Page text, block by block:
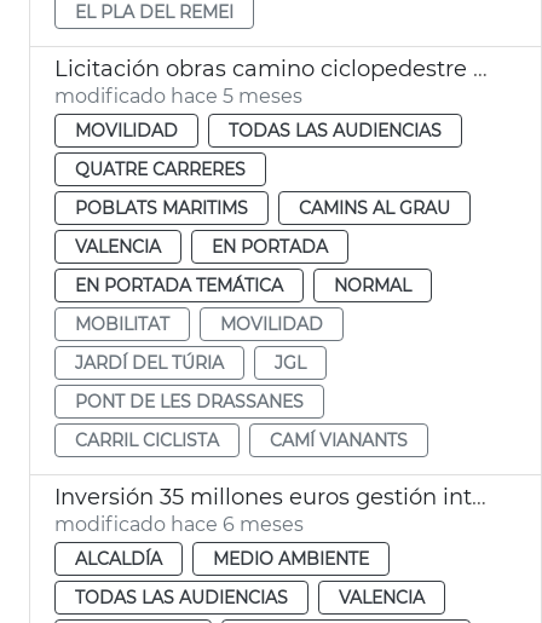
EL PLA DEL REMEI
Licitación obras camino ciclopedestre Jardín Túria València
modificado hace 5 meses
MOVILIDAD
TODAS LAS AUDIENCIAS
QUATRE CARRERES
POBLATS MARITIMS
CAMINS AL GRAU
VALENCIA
EN PORTADA
EN PORTADA TEMÁTICA
NORMAL
MOBILITAT
MOVILIDAD
JARDÍ DEL TÚRIA
JGL
PONT DE LES DRASSANES
CARRIL CICLISTA
CAMÍ VIANANTS
Inversión 35 millones euros gestión integral Jardí del Túria
modificado hace 6 meses
ALCALDÍA
MEDIO AMBIENTE
TODAS LAS AUDIENCIAS
VALENCIA